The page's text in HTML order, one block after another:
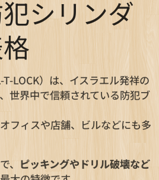
シリンダ
LOCK）は、イスラエル発祥の
世界中で信頼されている防犯ブ
フィスや店舗、ビルなどにも多
、 ピッキングやドリル破壊など